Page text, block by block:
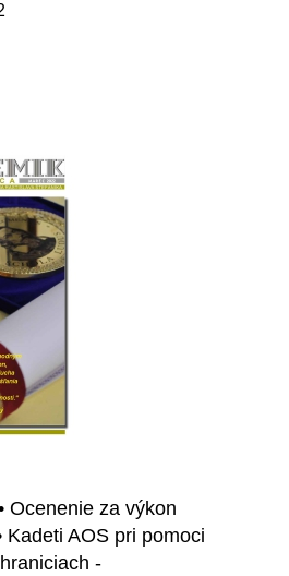
Ocenenie za výkon
Kadeti AOS pri pomoci
-